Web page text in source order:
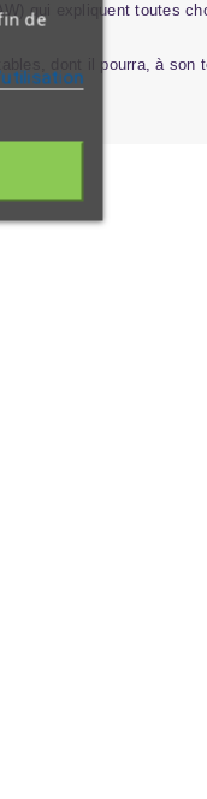
qui expliquent toutes
dont il pourra, à son
de